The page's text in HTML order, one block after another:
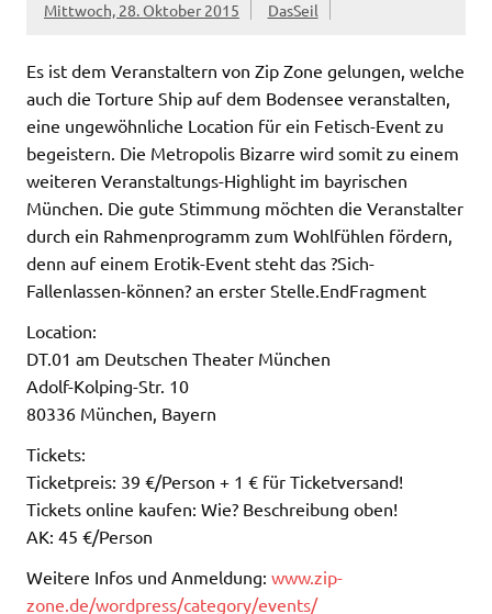
Mittwoch, 28. Oktober 2015 DasSeil
Es ist dem Veranstaltern von Zip Zone gelungen, welche
auch die Torture Ship auf dem Bodensee veranstalten,
eine ungewöhnliche Location für ein Fetisch-Event zu
begeistern. Die Metropolis Bizarre wird somit zu einem
weiteren Veranstaltungs-Highlight im bayrischen
München. Die gute Stimmung möchten die Veranstalter
durch ein Rahmenprogramm zum Wohlfühlen fördern,
denn auf einem Erotik-Event steht das ?Sich-
Fallenlassen-können? an erster Stelle.EndFragment
Location:
DT.01 am Deutschen Theater München
Adolf-Kolping-Str. 10
80336 München, Bayern
Tickets:
Ticketpreis: 39 €/Person + 1 € für Ticketversand!
Tickets online kaufen: Wie? Beschreibung oben!
AK: 45 €/Person
Weitere Infos und Anmeldung: www.zip-
zone.de/wordpress/category/events/